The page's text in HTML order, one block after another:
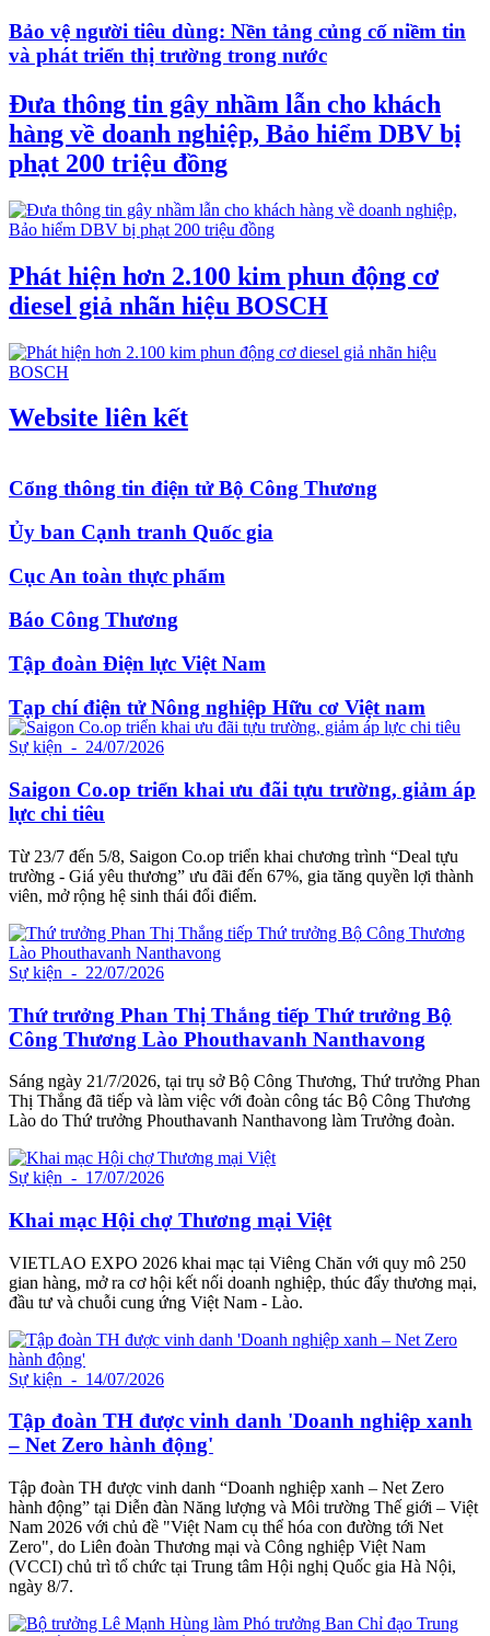
Bảo vệ người tiêu dùng: Nền tảng củng cố niềm tin
và phát triển thị trường trong nước
Đưa thông tin gây nhầm lẫn cho khách
hàng về doanh nghiệp, Bảo hiểm DBV bị
phạt 200 triệu đồng
Phát hiện hơn 2.100 kim phun động cơ
diesel giả nhãn hiệu BOSCH
Website liên kết
Cổng thông tin điện tử Bộ Công Thương
Ủy ban Cạnh tranh Quốc gia
Cục An toàn thực phẩm
Báo Công Thương
Tập đoàn Điện lực Việt Nam
Tạp chí điện tử Nông nghiệp Hữu cơ Việt nam
Sự kiện - 24/07/2026
Saigon Co.op triển khai ưu đãi tựu trường, giảm áp
lực chi tiêu
Từ 23/7 đến 5/8, Saigon Co.op triển khai chương trình “Deal tựu
trường - Giá yêu thương” ưu đãi đến 67%, gia tăng quyền lợi thành
viên, mở rộng hệ sinh thái đổi điểm.
Sự kiện - 22/07/2026
Thứ trưởng Phan Thị Thắng tiếp Thứ trưởng Bộ
Công Thương Lào Phouthavanh Nanthavong
Sáng ngày 21/7/2026, tại trụ sở Bộ Công Thương, Thứ trưởng Phan
Thị Thắng đã tiếp và làm việc với đoàn công tác Bộ Công Thương
Lào do Thứ trưởng Phouthavanh Nanthavong làm Trưởng đoàn.
Sự kiện - 17/07/2026
Khai mạc Hội chợ Thương mại Việt
VIETLAO EXPO 2026 khai mạc tại Viêng Chăn với quy mô 250
gian hàng, mở ra cơ hội kết nối doanh nghiệp, thúc đẩy thương mại,
đầu tư và chuỗi cung ứng Việt Nam - Lào.
Sự kiện - 14/07/2026
Tập đoàn TH được vinh danh 'Doanh nghiệp xanh
– Net Zero hành động'
Tập đoàn TH được vinh danh “Doanh nghiệp xanh – Net Zero
hành động” tại Diễn đàn Năng lượng và Môi trường Thế giới – Việt
Nam 2026 với chủ đề "Việt Nam cụ thể hóa con đường tới Net
Zero", do Liên đoàn Thương mại và Công nghiệp Việt Nam
(VCCI) chủ trì tổ chức tại Trung tâm Hội nghị Quốc gia Hà Nội,
ngày 8/7.